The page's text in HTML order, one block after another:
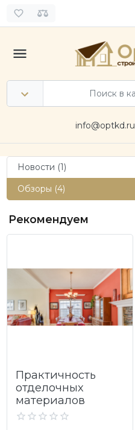
info@optkd.ru
Новости (1)
Обзоры (4)
Рекомендуем
Практичность
отделочных
материалов